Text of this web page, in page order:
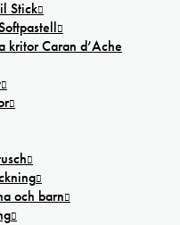
Stick
kritor Caran d’Ache
och barn